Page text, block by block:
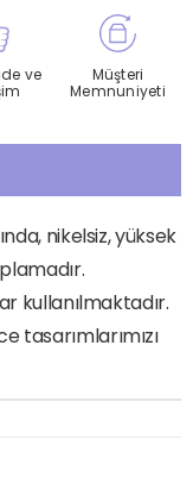
ve
Müşteri
Memnuniyeti
nikelsiz, yüksek
kullanılmaktadır.
tasarımlarımızı